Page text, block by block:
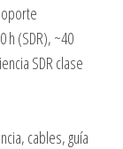
h (SDR), ~40
SDR clase
cables, guía